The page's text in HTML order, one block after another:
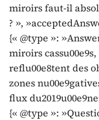
miroirs faut-il
? »,
{« @type »:
miroirs
reflu00e8tent des
zones
flux
{« @type »: